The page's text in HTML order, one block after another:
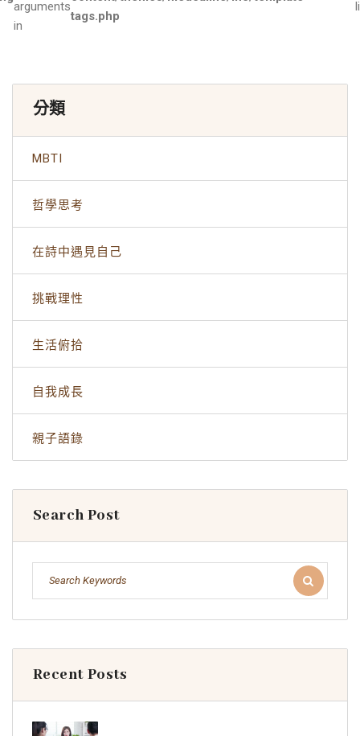
arguments
in
tags.php
分類
MBTI
哲學思考
在詩中遇見自己
挑戰理性
生活俯拾
自我成長
親子語錄
Search Post
Recent Posts